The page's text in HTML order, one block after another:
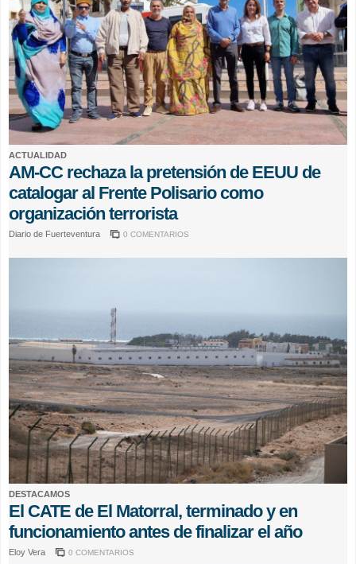
ACTUALIDAD
AM-CC rechaza la pretensión de EEUU de
catalogar al Frente Polisario como
organización terrorista
Diario de Fuerteventura 0 COMENTARIOS
DESTACAMOS
El CATE de El Matorral, terminado y en
funcionamiento antes de finalizar el año
Eloy Vera 0 COMENTARIOS